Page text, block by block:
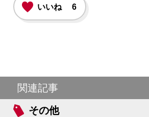
いいね 6
関連記事
その他